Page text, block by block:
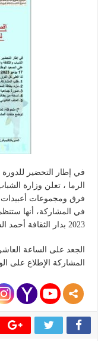
في إطار التحضير للدورة
الرما ، تعلن وزارة
فرق ومجموعات أعبيدات
2023 بدار الثقافة أحمد الشرقاوي أبي
الجعد على الساعة
المشاركة الإطلاع على